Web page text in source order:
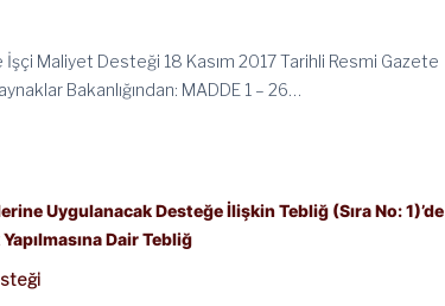
Maliyet Desteği 18 Kasım 2017 Tarihli Resmi Gazete
Bakanlığından: MADDE 1 – 26…
Uygulanacak Desteğe İlişkin Tebliğ (Sıra No: 1)’de
Dair Tebliğ